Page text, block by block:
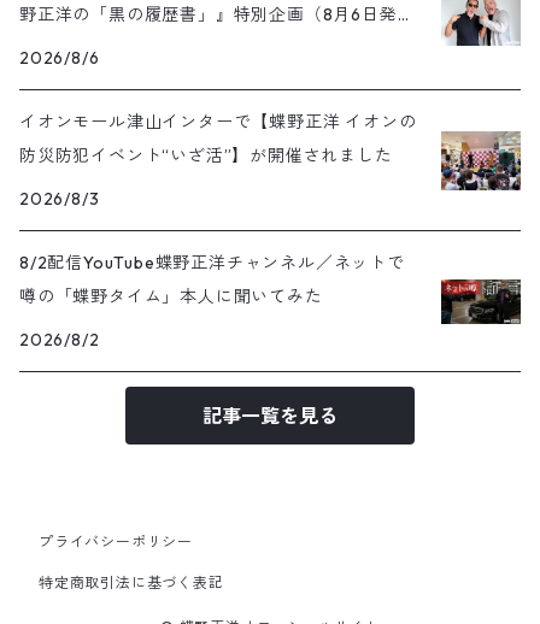
野正洋の「黒の履歴書」』特別企画（8月6日発売
号）
2026/8/6
イオンモール津山インターで【蝶野正洋 イオンの
防災防犯イベント“いざ活”】が開催されました
2026/8/3
8/2配信YouTube蝶野正洋チャンネル／ネットで
噂の「蝶野タイム」本人に聞いてみた
2026/8/2
記事一覧を見る
プライバシーポリシー
特定商取引法に基づく表記